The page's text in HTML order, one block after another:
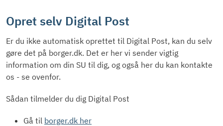
Opret selv Digital Post
Er du ikke automatisk oprettet til Digital Post, kan du selv
gøre det på borger.dk. Det er her vi sender vigtig
information om din SU til dig, og også her du kan kontakte
os - se ovenfor.
Sådan tilmelder du dig Digital Post
Gå til borger.dk her